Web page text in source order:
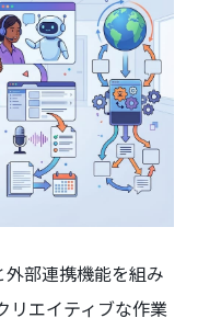
部連携機能を組み
リエイティブな作業